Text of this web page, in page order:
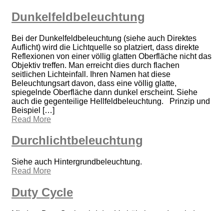
Dunkelfeldbeleuchtung
Bei der Dunkelfeldbeleuchtung (siehe auch Direktes
Auflicht) wird die Lichtquelle so platziert, dass direkte
Reflexionen von einer völlig glatten Oberfläche nicht das
Objektiv treffen. Man erreicht dies durch flachen
seitlichen Lichteinfall. Ihren Namen hat diese
Beleuchtungsart davon, dass eine völlig glatte,
spiegelnde Oberfläche dann dunkel erscheint. Siehe
auch die gegenteilige Hellfeldbeleuchtung. Prinzip und
Beispiel […]
Read More
Durchlichtbeleuchtung
Siehe auch Hintergrundbeleuchtung.
Read More
Duty Cycle